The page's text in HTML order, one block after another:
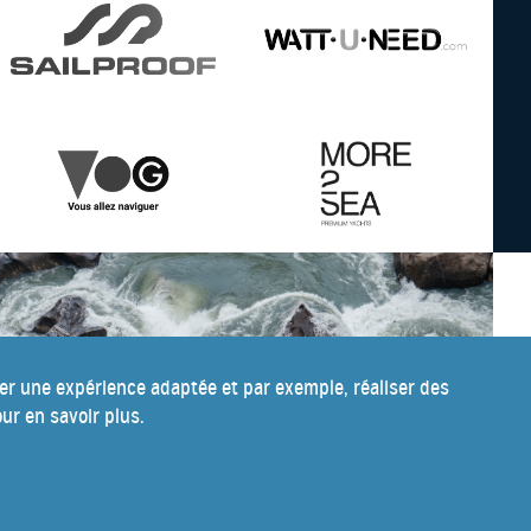
une expérience adaptée et par exemple, réaliser des
en savoir plus.